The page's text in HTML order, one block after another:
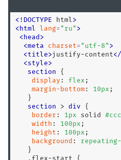
< ! DOCTYPE html >
< html lang= " ru " >
< head >
<meta charset= " utf-8 " >
<title>justify-content</
<style>
section {
display : flex ;
margin-bottom : 10px ;
   }
section
> div {
border : 1 px solid #ccc
width : 100px ;
height : 100px ;
background :
   }
.flex-start {
border-inline-color
border-inline-end
border-inline-end-color
border-inline-end-style
border-inline-end-width
border-inline-start
border-inline-start-color
border-inline-start-style
border-inline-start-width
border-inline-style
border-inline-width
border-left